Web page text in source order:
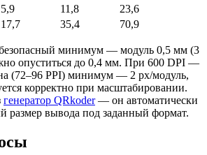
5,9 11,8
23,6
17,7 35,4 70,9
минимум — модуль 0,5 мм (3
опуститься до 0,4 мм. При 600 DPI —
(72–96 PPI) минимум — 2 px/модуль,
корректно при масштабировании.
генератор QRkoder— он автоматически
размер вывода под заданный формат.